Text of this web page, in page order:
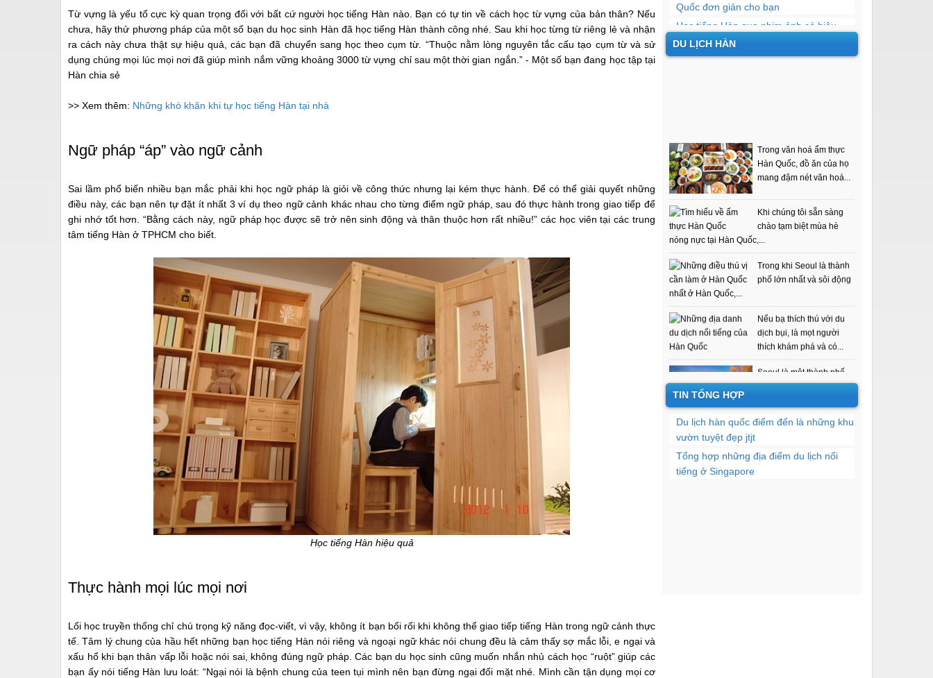
Từ vựng là yếu tố cực kỳ quan trọng đối với bất cứ người học tiếng Hàn nào. Bạn có tự tin về cách học từ vựng của bản thân? Nếu
chưa, hãy thử phương pháp của một số bạn du học sinh Hàn đã học tiếng Hàn thành công nhé. Sau khi học từng từ riêng lẻ và nhận
ra cách này chưa thật sự hiệu quả, các bạn đã chuyển sang học theo cụm từ. “Thuộc nằm lòng nguyên tắc cấu tạo cụm từ và sử
dụng chúng mọi lúc mọi nơi đã giúp mình nắm vững khoảng 3000 từ vựng chỉ sau một thời gian ngắn.” - Một số bạn đang học tập tại
Hàn chia sẻ
>> Xem thêm: Những khó khăn khi tự học tiếng Hàn tại nhà
Ngữ pháp “áp” vào ngữ cảnh
Sai lầm phổ biến nhiều bạn mắc phải khi học ngữ pháp là giỏi về công thức nhưng lại kém thực hành. Để có thể giải quyết những
điều này, các bạn nên tự đặt ít nhất 3 ví dụ theo ngữ cảnh khác nhau cho từng điểm ngữ pháp, sau đó thực hành trong giao tiếp để
ghi nhớ tốt hơn. “Bằng cách này, ngữ pháp học được sẽ trở nên sinh động và thân thuộc hơn rất nhiều!” các học viên tại các trung
tâm tiếng Hàn ở TPHCM cho biết.
Học tiếng Hàn hiệu quả
Thực hành mọi lúc mọi nơi
Lối học truyền thống chỉ chú trọng kỹ năng đọc-viết, vì vậy, không ít bạn bối rối khi không thể giao tiếp tiếng Hàn trong ngữ cảnh thực
tế. Tâm lý chung của hầu hết những bạn học tiếng Hàn nói riêng và ngoại ngữ khác nói chung đều là cảm thấy sợ mắc lỗi, e ngại và
xấu hổ khi bạn thân vấp lỗi hoặc nói sai, không đúng ngữ pháp. Các bạn du học sinh cũng muốn nhắn nhủ cách học “ruột” giúp các
bạn ấy nói tiếng Hàn lưu loát: “Ngại nói là bệnh chung của teen tụi mình nên bạn đừng ngại đối mặt nhé. Mình cần tận dụng mọi cơ
Quốc đơn giản cho bạn
Học tiếng Hàn qua phim ảnh có hiệu
quả không?
5 thủ thuật học tiếng Hàn hiệu quả nhất
Thông tin về học phí các khóa học tiếng
Hàn cần biết
DU LỊCH HÀN
Hàn Quốc, đồ ăn của họ
mang đậm nét văn hoá...
chào tạm biệt mùa hè
nóng nực tại Hàn Quốc,...
Trong khi Seoul là thành
phố lớn nhất và sôi động
nhất ở Hàn Quốc,...
dịch bụi, là mọt người
thích khám phá và có...
Seoul là một thành phố
tuyệt vời. Có rất nhiều
nơi mở cửa suốt ngày...
Giống như tất cả các
TIN TỔNG HỢP
Du lịch hàn quốc điểm đến là những khu
vườn tuyệt đẹp jtjt
Tổng hợp những địa điểm du lịch nổi
tiếng ở Singapore